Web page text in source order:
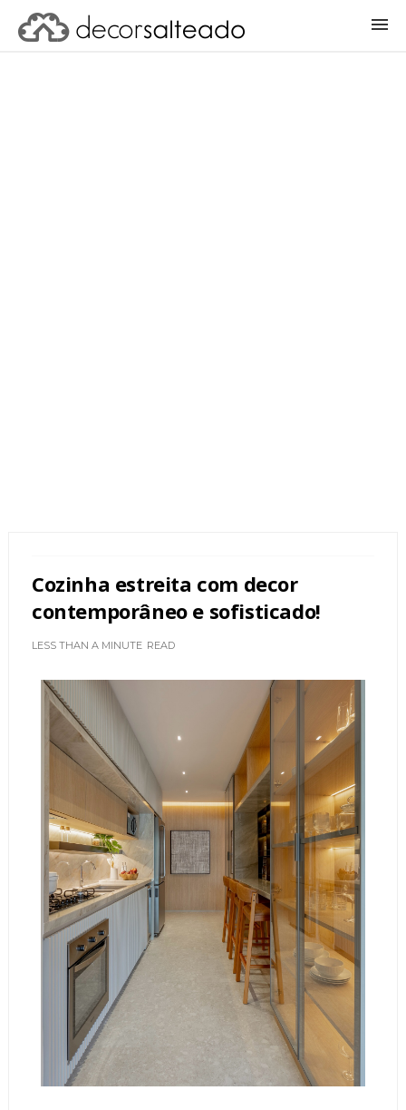
Cozinha estreita com decor
contemporâneo e sofisticado!
LESS THAN A MINUTE READ